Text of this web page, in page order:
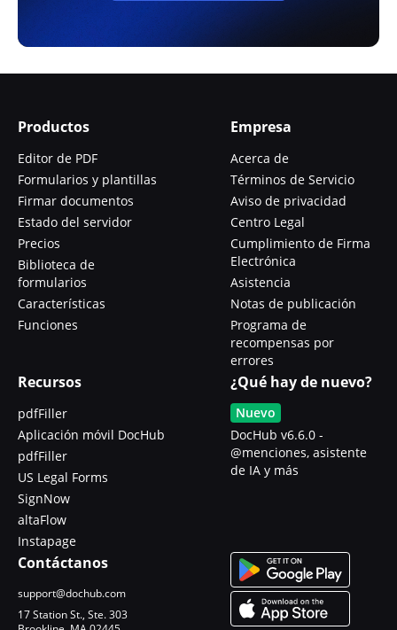
Productos
Editor de PDF
Formularios y plantillas
Firmar documentos
Estado del servidor
Precios
Biblioteca de
formularios
Características
Funciones
Empresa
Acerca de
Términos de Servicio
Aviso de privacidad
Centro Legal
Cumplimiento de Firma
Electrónica
Asistencia
Notas de publicación
Programa de
recompensas por
errores
Recursos
pdfFiller
Aplicación móvil DocHub
pdfFiller
US Legal Forms
SignNow
altaFlow
Instapage
¿Qué hay de nuevo?
Nuevo
DocHub v6.6.0 -
@menciones, asistente
de IA y más
Contáctanos
support@dochub.com
17 Station St., Ste. 303